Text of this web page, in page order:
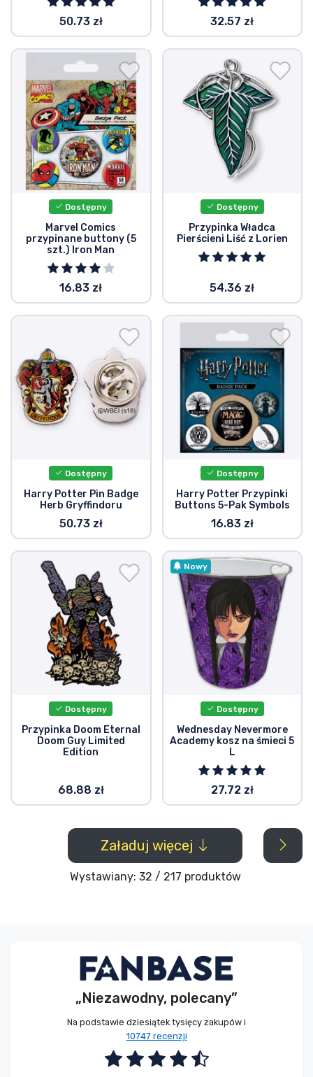
50.73 zł 32.57 zł
Dostępny
Marvel Comics
przypinane buttony (5
szt.) Iron Man
16.83 zł
Dostępny
Przypinka Władca
Pierścieni Liść z Lorien
54.36 zł
Dostępny
Harry Potter Pin Badge
Herb Gryffindoru
50.73 zł
Dostępny
Harry Potter Przypinki
Buttons 5-Pak Symbols
16.83 zł
Dostępny
Przypinka Doom Eternal
Doom Guy Limited
Edition
68.88 zł
Nowy
Dostępny
Wednesday Nevermore
Academy kosz na śmieci 5
L
27.72 zł
Załaduj więcej
Wystawiany: 32 / 217 produktów
„Niezawodny, polecany”
Na podstawie dziesiątek tysięcy zakupów i
10747 recenzji